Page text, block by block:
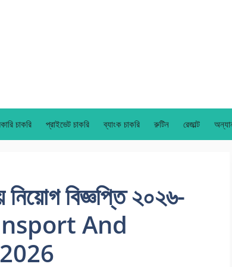
চাকরি প্রাইভেট চাকরি ব্যাংক চাকরি রুটিন রেজাল্ট
বিজ্ঞপ্তি ২০২৬-
And